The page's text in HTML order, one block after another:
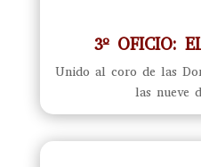
3º OFICIO:
Unido al coro de las
las nueve